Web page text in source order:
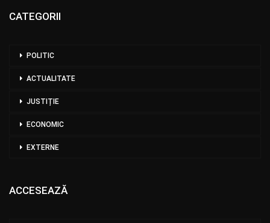
CATEGORII
POLITIC
ACTUALITATE
JUSTIȚIE
ECONOMIC
EXTERNE
ACCESEAZĂ